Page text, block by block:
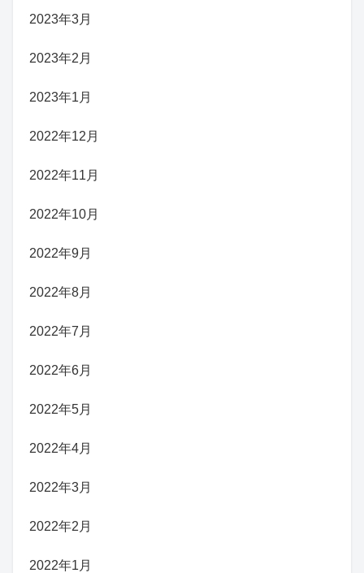
2023年3月
2023年2月
2023年1月
2022年12月
2022年11月
2022年10月
2022年9月
2022年8月
2022年7月
2022年6月
2022年5月
2022年4月
2022年3月
2022年2月
2022年1月